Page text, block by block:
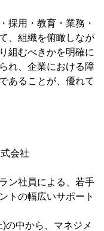
採用・教育・業務・
、組織を俯瞰しなが
組むべきかを明確に
れ、企業における障
あることが、優れて
会社
ン社員による、若手
トの幅広いサポート
の中から、マネジメ